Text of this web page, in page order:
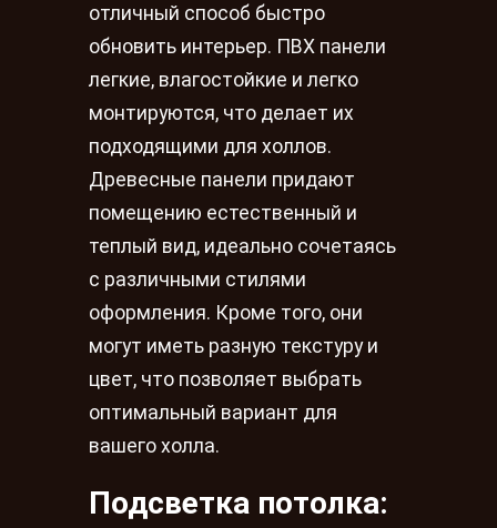
отличный способ быстро
обновить интерьер. ПВХ панели
легкие, влагостойкие и легко
монтируются, что делает их
подходящими для холлов.
Древесные панели придают
помещению естественный и
теплый вид, идеально сочетаясь
с различными стилями
оформления. Кроме того, они
могут иметь разную текстуру и
цвет, что позволяет выбрать
оптимальный вариант для
вашего холла.
Подсветка потолка: